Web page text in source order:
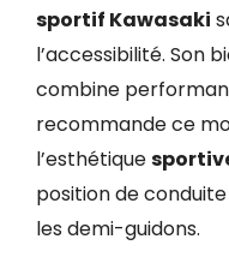
sportif Kawasaki
l’accessibilité. Son
combine
recommande ce
l’esthétique
position de
les demi-guidons.